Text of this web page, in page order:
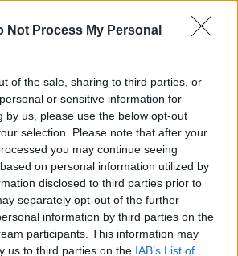
Not Process My Personal
of the sale, sharing to third parties, or
or sensitive information for
by us, please use the below opt-out
selection. Please note that after your
you may continue seeing
on personal information utilized by
disclosed to third parties prior to
separately opt-out of the further
information by third parties on the
participants. This information may
us to third parties on the IAB’s List of
19
ÉS ÉRZÉKELŐK
MIDP emulator
Nincs
van (alap tudással)
van (alap tudással)
Van